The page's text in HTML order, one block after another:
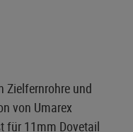
Zielfernrohre und
von Umarex
für 11mm Dovetail